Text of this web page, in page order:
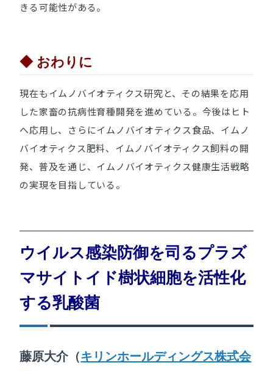
きる可能性がある。
◆ おわりに
現在もイムノバイオティクス研究と、その結果を応用
した家畜の抗病性育種開発を進めている。今後はヒト
へ応用し、さらにイムノバイオティクス食品、イムノ
バイオティクス肥料、イムノバイオティクス飼料の開
発、普及を通じ、イムノバイオティクス健康生活戦略
の実現を目指している。
ウイルス感染防御を司るプラズ
マサイトイド樹状細胞を活性化
する乳酸菌
藤原大介（キリンホールディングス株式会